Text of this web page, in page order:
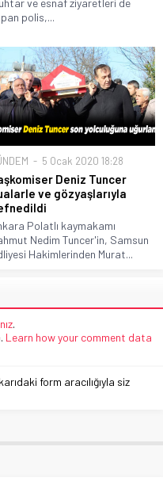
polis,...
5 Ocak 2020 18:28
Deniz Tuncer
ve gözyaşlarıyla
Polatlı kaymakamı
Nedim Tuncer'in, Samsun
Hakimlerinden Murat...
.
Learn how your comment data
form aracılığıyla siz